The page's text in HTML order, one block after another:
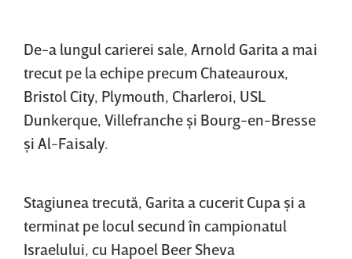
De-a lungul carierei sale, Arnold Garita a mai
trecut pe la echipe precum Chateauroux,
Bristol City, Plymouth, Charleroi, USL
Dunkerque, Villefranche şi Bourg-en-Bresse
şi Al-Faisaly.
Stagiunea trecută, Garita a cucerit Cupa şi a
terminat pe locul secund în campionatul
Israelului, cu Hapoel Beer Sheva